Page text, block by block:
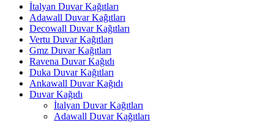
İtalyan Duvar Kağıtları
Adawall Duvar Kağıtları
Decowall Duvar Kağıtları
Vertu Duvar Kağıtları
Gmz Duvar Kağıtları
Ravena Duvar Kağıdı
Duka Duvar Kağıtları
Ankawall Duvar Kağıdı
Duvar Kağıdı
İtalyan Duvar Kağıtları
Adawall Duvar Kağıtları